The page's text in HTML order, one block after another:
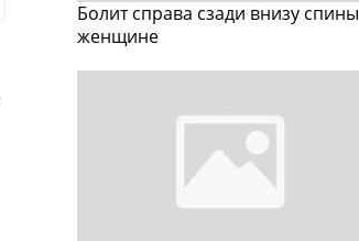
Болит справа сзади внизу спины
женщине